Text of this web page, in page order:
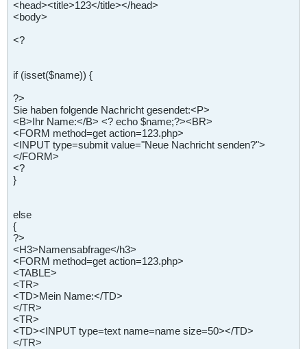
<head><title>123</title></head>
<body>
<?
if (isset($name)) {
?>
Sie haben folgende Nachricht gesendet:<P>
<B>Ihr Name:</B> <? echo $name;?><BR>
<FORM method=get action=123.php>
<INPUT type=submit value="Neue Nachricht senden?">
</FORM>
<?
}
else
{
?>
<H3>Namensabfrage</h3>
<FORM method=get action=123.php>
<TABLE>
<TR>
<TD>Mein Name:</TD>
</TR>
<TR>
<TD><INPUT type=text name=name size=50></TD>
</TR>